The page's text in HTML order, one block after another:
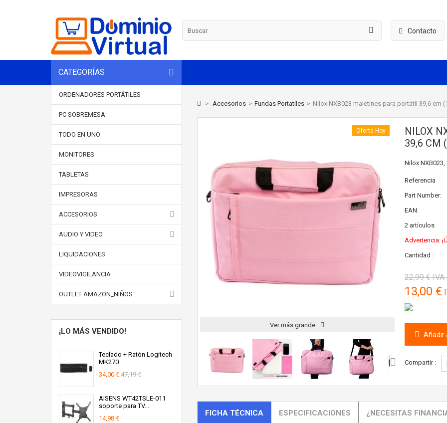
Contacto
CATEGORÍAS
ORDENADORES PORTÁTILES
PC SOBREMESA
TODO EN UNO
MONITORES
TABLETAS
IMPRESORAS
ACCESORIOS
AUDIO Y VIDEO
LIQUIDACIONES
VIDEOVIGILANCIA
OUTLET AMAZON_NIÑOS
¡LO MÁS VENDIDO!
Teclado + Ratón Logitech
MK270
34,00 € 47,19 €
AISENS WT42TSLE-011
soporte para TV...
14,98 €
> Accesorios > Fundas Portatiles > Nilox NXB023 maletines para portátil 39,6 cm
Oferta Hoy
Ver más grande
NILOX
39,6 CM
Nilox
Referencia
Part Number:
EAN:
2 artículos
Advertencia:
Cantidad :
22,99 €IVA
13,00 €
Añadir
Compartir :
FICHA TÉCNICA ESPECIFICACIONES ¿NECESITAS